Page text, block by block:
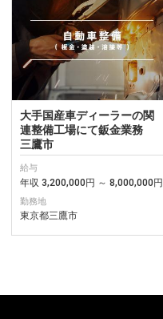
大手国産車ディーラーの関
連整備工場にて鈑金業務
三鷹市
給与
年収 3,200,000円 ～ 8,000,000円
勤務地
東京都三鷹市